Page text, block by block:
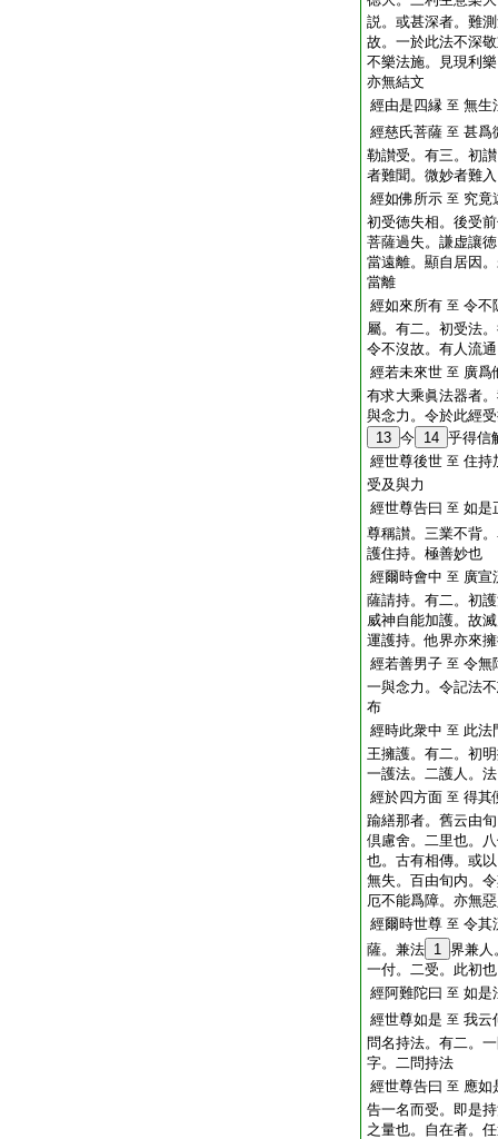
説。或甚深者。難
故。一於此法不深
不樂法施。見現利
亦無結文
經由是四縁 至 無生
經慈氏菩薩 至 甚爲
勒讃受。有三。初
者難聞。微妙者難入
經如佛所示 至 究
初受徳失相。後受
菩薩過失。謙虚讓
當遠離。顯自居因
當離
經如來所有 至 令不
屬。有二。初受法
令不沒故。有人流
經若未來世 至 廣
有求大乘眞法器者
與念力。令於此經
13 今 14 乎得信
經世尊後世 至 住持
受及與力
經世尊告曰 至 如是
尊稱讃。三業不背
護住持。極善妙也
經爾時會中 至 廣
薩請持。有二。初
威神自能加護。故
運護持。他界亦來
經若善男子 至 令無
一與念力。令記法
布
經時此衆中 至 此
王擁護。有二。初
一護法。二護人。
經於四方面 至 得其
踰繕那者。舊云由
倶慮舍。二里也。
也。古有相傳。或
無失。百由旬内。
厄不能爲障。亦無
經爾時世尊 至 令其
薩。兼法 1 界兼人
一付。二受。此初也
經阿難陀曰 至 如是
經世尊如是 至 我云
問名持法。有二。
字。二問持法
經世尊告曰 至 應
告一名而受。即是
之量也。自在者。